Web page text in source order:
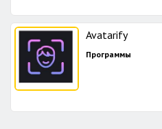
Avatarify
Программы